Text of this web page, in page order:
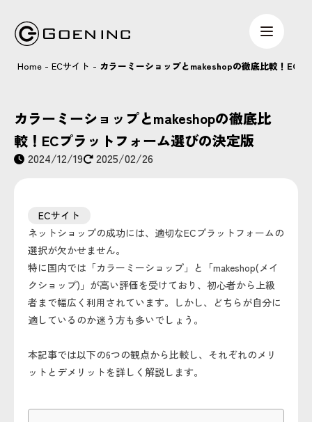
Home - ECサイト - カラーミーショップとmakeshopの徹底比較！EC
カラーミーショップとmakeshopの徹底比
較！ECプラットフォーム選びの決定版
2024/12/19 2025/02/26
ECサイト
ネットショップの成功には、適切なECプラットフォームの
選択が欠かせません。
特に国内では「カラーミーショップ」と「makeshop(メイ
クショップ)」が高い評価を受けており、初心者から上級
者まで幅広く利用されています。しかし、どちらが自分に
適しているのか迷う方も多いでしょう。
本記事では以下の6つの観点から比較し、それぞれのメリ
ットとデメリットを詳しく解説します。